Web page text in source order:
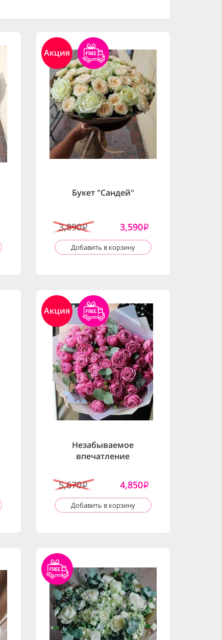
Акция
Букет "Сандей"
3,890i 3,590i
Добавить в корзину
Акция
Незабываемое
впечатление
5,670i 4,850i
Добавить в корзину